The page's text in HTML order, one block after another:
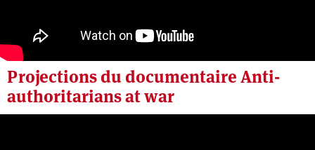
Projections du documentaire Anti-
authoritarians at war